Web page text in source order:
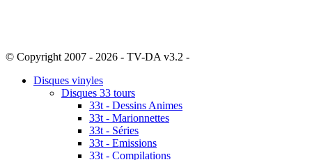
© Copyright 2007 - 2026 - TV-DA v3.2 -
Disques vinyles
Disques 33 tours
33t - Dessins Animes
33t - Marionnettes
33t - Séries
33t - Emissions
33t - Compilations